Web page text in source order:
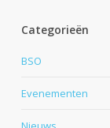
Categorieën
BSO
Evenementen